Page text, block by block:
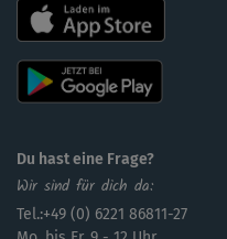
Du hast eine Frage?
Wir sind für dich da:
Tel.:+49 (0) 6221 86811-27